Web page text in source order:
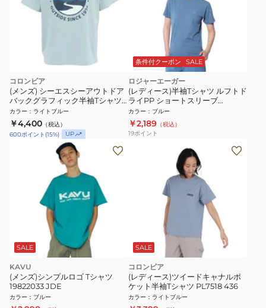
コロンビア
(メンズ) シーエスシーアウトドア
バックグラフィック半袖Tシャツ
AE1387 461
カラー ： ライトブルー
￥4,400 （税込）
600ポイント (15%) UP
条件付クーポン SALE
ロジャーエーガー
(レディース)半袖Tシャツ ルフトド
ライPP ショートスリーブ
RE24SUK5620005 BLU
カラー ： ブルー
￥2,189 （税込）
19ポイント
SALE
KAVU
(メンズ)シンプルロゴ Tシャツ
19822033 JDE
カラー ： ブルー
SALE
コロンビア
(レディース)ツイードキャナルポ
ケット半袖Tシャツ PL7518 436
カラー ： ライトブルー